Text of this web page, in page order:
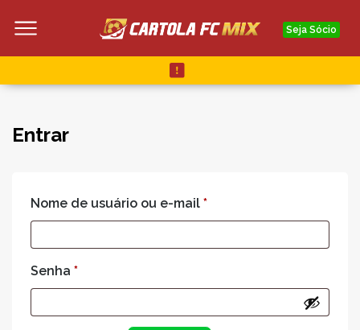
Seja Sócio
Entrar
Nome de usuário ou e-mail *
Senha *